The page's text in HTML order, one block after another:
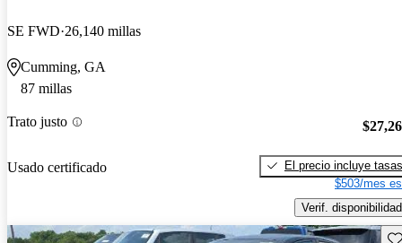
SE FWD 26,140 millas
Cumming, GA
87 millas
Trato justo
Usado certificado
El precio incluye tasas
$503/mes
Verif. disponibilidad